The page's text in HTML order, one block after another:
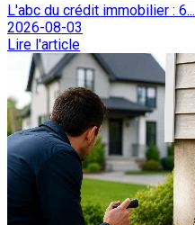
L'abc du crédit immobilier : 6...
2026-08-03
Lire l'article